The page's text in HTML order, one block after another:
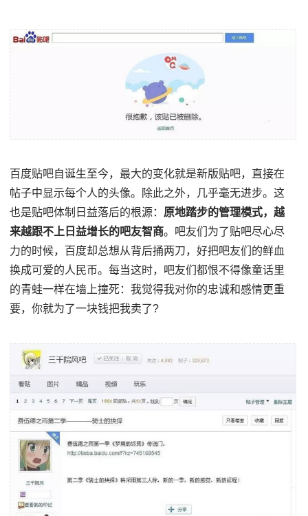
百度贴吧自诞生至今，最大的变化就是新版贴吧，直接在
帖子中显示每个人的头像。除此之外，几乎毫无进步。这
也是贴吧体制日益落后的根源： 原地踏步的管理模式，越
来越跟不上日益增长的吧友智商。吧友们为了贴吧尽心尽
力的时候，百度却总想从背后捅两刀，好把吧友们的鲜血
换成可爱的人民币。每当这时，吧友们都恨不得像童话里
的青蛙一样在墙上撞死：我觉得我对你的忠诚和感情更重
要，你就为了一块钱把我卖了?